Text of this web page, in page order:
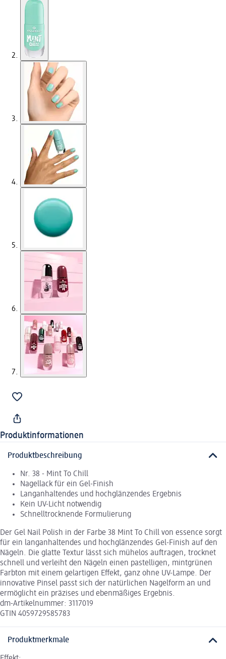
Produktinformationen
Produktbeschreibung
Nr. 38 - Mint To Chill
Nagellack für ein Gel-Finish
Langanhaltendes und hochglänzendes Ergebnis
Kein UV-Licht notwendig
Schnelltrocknende Formulierung
Der Gel Nail Polish in der Farbe 38 Mint To Chill von essence sorgt
für ein langanhaltendes und hochglänzendes Gel-Finish auf den
Nägeln. Die glatte Textur lässt sich mühelos auftragen, trocknet
schnell und verleiht den Nägeln einen pastelligen, mintgrünen
Farbton mit einem gelartigen Effekt, ganz ohne UV-Lampe. Der
innovative Pinsel passt sich der natürlichen Nagelform an und
ermöglicht ein präzises und ebenmäßiges Ergebnis.
dm-Artikelnummer: 3117019
GTIN 4059729585783
Produktmerkmale